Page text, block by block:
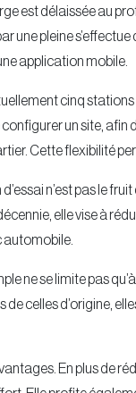
est délaissée au
une pleine
application mobile.
cinq
un site,
Cette flexibilité
n’est pas le
elle vise à
automobile.
ne se limite pas
celles d’origine,
En plus de